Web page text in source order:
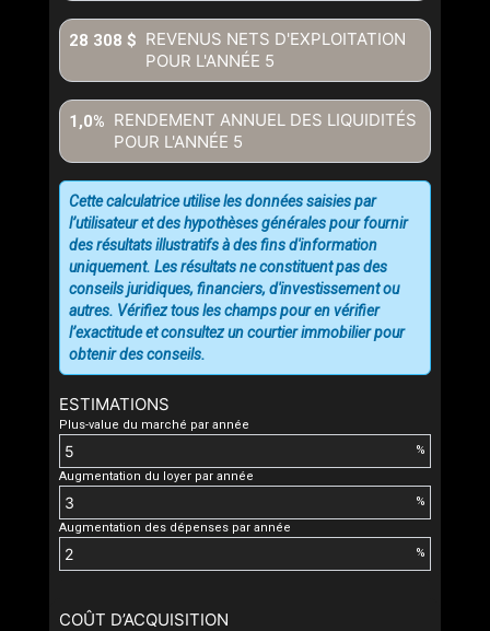
REVENUS NETS D'EXPLOITATION
POUR L'ANNÉE 5
28 308 $
RENDEMENT ANNUEL DES LIQUIDITÉS
POUR L'ANNÉE 5
1,0%
ESTIMATIONS
Plus-value du marché par année
%
Augmentation du loyer par année
%
Augmentation des dépenses par année
%
Cette calculatrice utilise les données saisies par
l’utilisateur et des hypothèses générales pour fournir
des résultats illustratifs à des fins d'information
uniquement. Les résultats ne constituent pas des
conseils juridiques, financiers, d'investissement ou
autres. Vérifiez tous les champs pour en vérifier
l’exactitude et consultez un courtier immobilier pour
obtenir des conseils.
COÛT D’ACQUISITION